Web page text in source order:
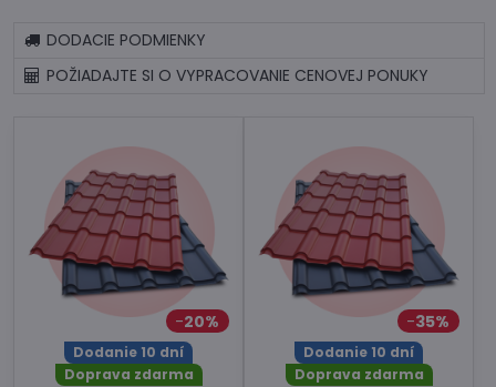
DODACIE PODMIENKY
POŽIADAJTE SI O VYPRACOVANIE CENOVEJ PONUKY
20%
Dodanie 10 dní
Doprava zdarma
35%
Dodanie 10 dní
Doprava zdarma